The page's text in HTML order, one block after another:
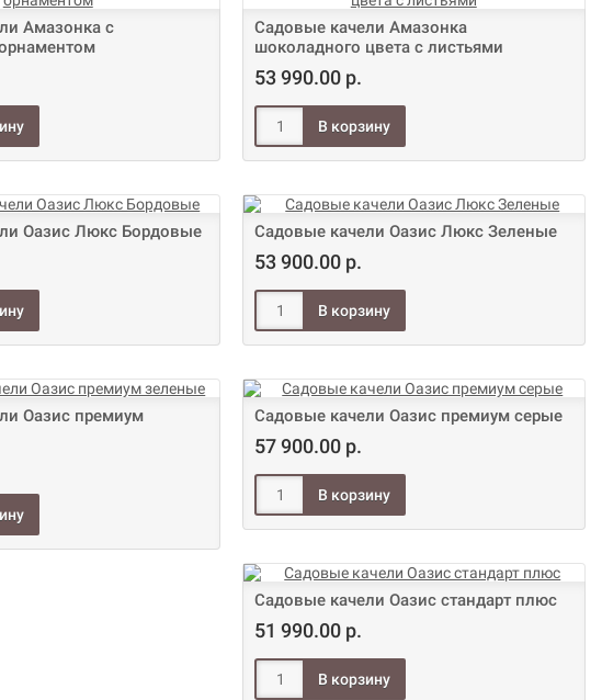
Амазонка с
Садовые качели Амазонка
шоколадного цвета с листьями
53 990.00 р.
Оазис Люкс Бордовые Садовые качели Оазис Люкс Зеленые
53 900.00 р.
Оазис премиум
Садовые качели Оазис премиум серые
57 900.00 р.
Садовые качели Оазис стандарт плюс
51 990.00 р.